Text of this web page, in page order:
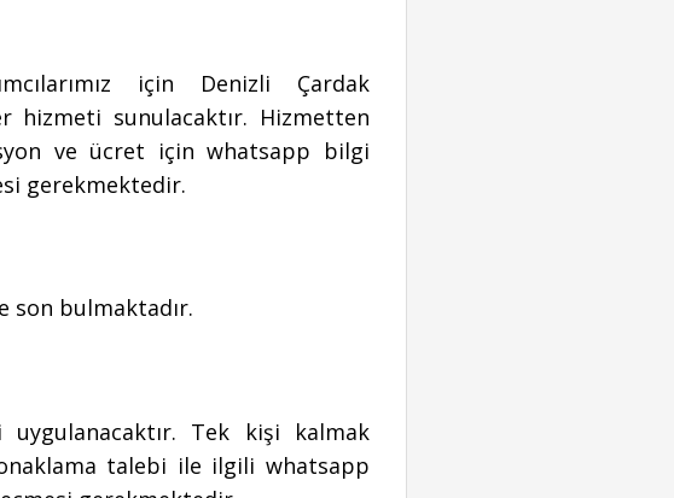
için Denizli Çardak
hizmeti sunulacaktır. Hizmetten
ve ücret için whatsapp bilgi
gerekmektedir.
son bulmaktadır.
uygulanacaktır. Tek kişi kalmak
talebi ile ilgili whatsapp